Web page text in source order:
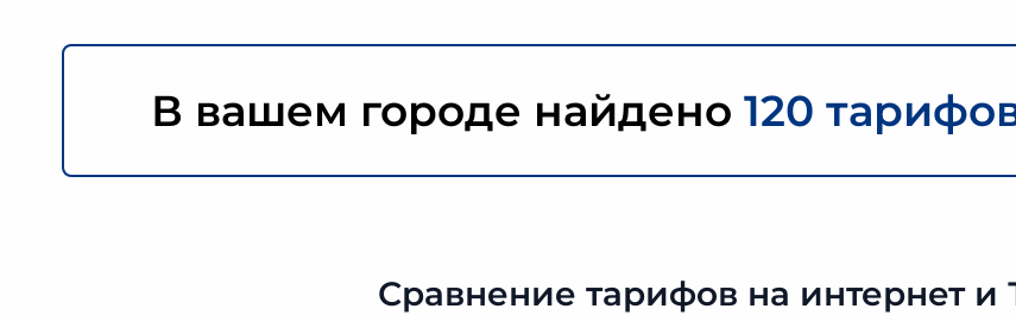
В вашем городе найдено 120
Сравнение тарифов на интернет и